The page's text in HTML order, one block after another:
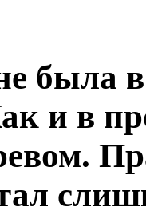
была
и в